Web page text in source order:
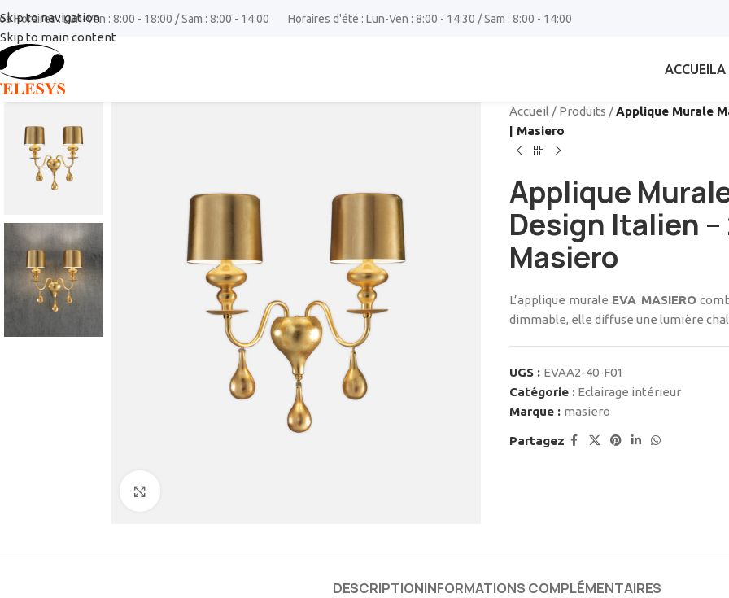
Skip to navigation
Skip to main content
Horaires : Lun-Ven : 8:00 - 18:00 / Sam : 8:00 - 14:00 Horaires d'été : Lun-Ven : 8:00 - 14:30 / Sam : 8:00 - 14:00
ACCUEILA
Accueil / Produits /Applique Murale
| Masiero
Applique
Design Italien –
Masiero
L’applique murale EVA MASIERO
dimmable, elle diffuse une lumière
UGS : EVAA2-40-F01
Catégorie : Eclairage intérieur
Marque : masiero
Partagez
DESCRIPTIONINFORMATIONS COMPLÉMENTAIRES